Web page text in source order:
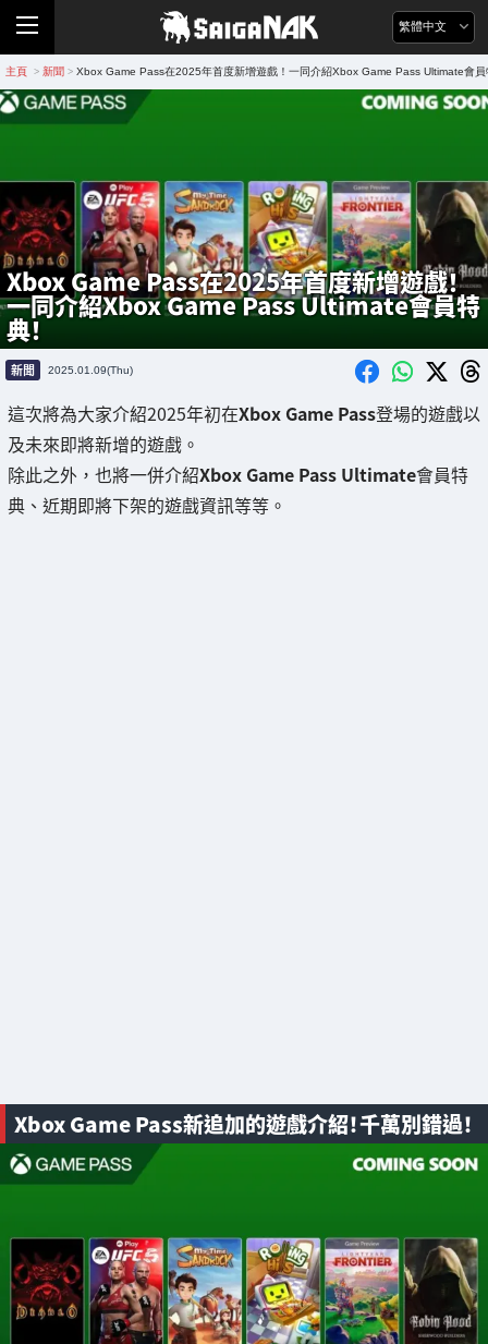
繁體中文
主頁 > 新聞 > Xbox Game Pass在2025年首度新增遊戲！一同介紹Xbox Game Pass Ultimate會員
Xbox Game Pass在2025年首度新增遊戲！
一同介紹Xbox Game Pass Ultimate會員特
典！
新聞 2025.01.09(Thu)
這次將為大家介紹2025年初在Xbox Game Pass登場的遊戲以
及未來即將新增的遊戲。
除此之外，也將一併介紹Xbox Game Pass Ultimate會員特
典、近期即將下架的遊戲資訊等等。
Xbox Game Pass新追加的遊戲介紹！千萬別錯過！